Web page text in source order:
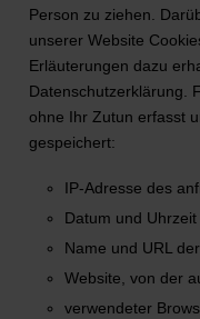
Person zu ziehen.
unserer Website
Erläuterungen dazu
Datenschutzerklärung.
ohne Ihr Zutun erfasst
gespeichert:
IP-Adresse des
Datum und Uhrzeit
Name und URL
Website, von der
verwendeter